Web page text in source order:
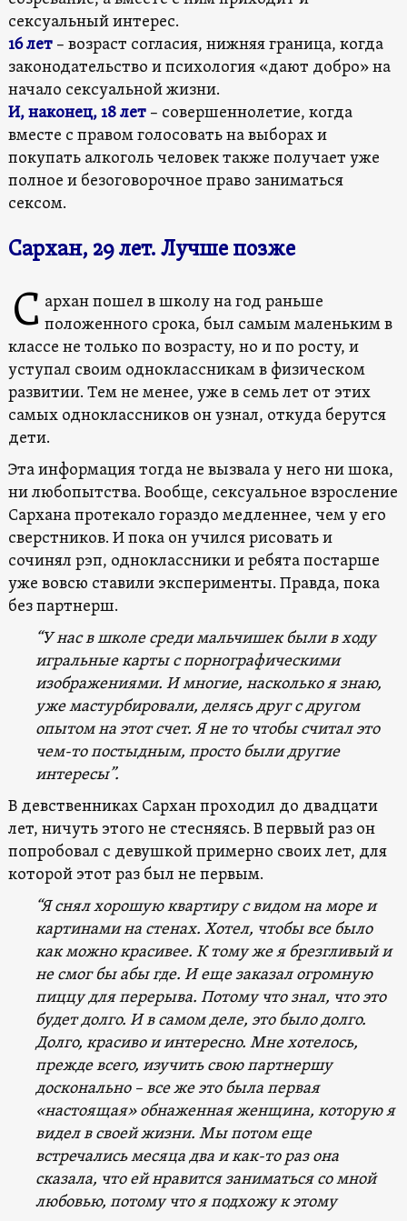
сексуальный интерес.
16 лет – возраст согласия, нижняя граница, когда
законодательство и психология «дают добро» на
начало сексуальной жизни.
И, наконец, 18 лет– совершеннолетие, когда
вместе с правом голосовать на выборах и
покупать алкоголь человек также получает уже
полное и безоговорочное право заниматься
сексом.
Сархан, 29 лет. Лучше позже
С архан пошел в школу на год раньше
положенного срока, был самым маленьким в
классе не только по возрасту, но и по росту, и
уступал своим одноклассникам в физическом
развитии. Тем не менее, уже в семь лет от этих
самых одноклассников он узнал, откуда берутся
дети.
Эта информация тогда не вызвала у него ни шока,
ни любопытства. Вообще, сексуальное взросление
Сархана протекало гораздо медленнее, чем у его
сверстников. И пока он учился рисовать и
сочинял рэп, одноклассники и ребята постарше
уже вовсю ставили эксперименты. Правда, пока
без партнерш.
“У нас в школе среди мальчишек были в ходу
игральные карты с порнографическими
изображениями. И многие, насколько я знаю,
уже мастурбировали, делясь друг с другом
опытом на этот счет. Я не то чтобы считал это
чем-то постыдным, просто были другие
интересы”.
В девственниках Сархан проходил до двадцати
лет, ничуть этого не стесняясь. В первый раз он
попробовал с девушкой примерно своих лет, для
которой этот раз был не первым.
“Я снял хорошую квартиру с видом на море и
картинами на стенах. Хотел, чтобы все было
как можно красивее. К тому же я брезгливый и
не смог бы абы где. И еще заказал огромную
пиццу для перерыва. Потому что знал, что это
будет долго. И в самом деле, это было долго.
Долго, красиво и интересно. Мне хотелось,
прежде всего, изучить свою партнершу
досконально – все же это была первая
«настоящая» обнаженная женщина, которую я
видел в своей жизни. Мы потом еще
встречались месяца два и как-то раз она
сказала, что ей нравится заниматься со мной
любовью, потому что я подхожу к этому